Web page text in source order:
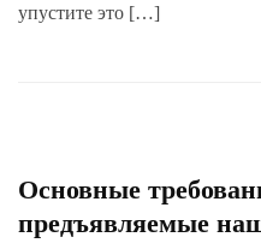
упустите это […]
Основные
предъявляемые